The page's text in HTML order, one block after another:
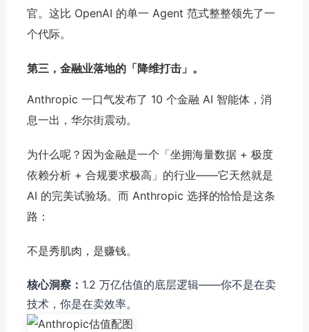
官。这比 OpenAI 的单一 Agent 范式整整领先了一
个代际。
第三， 金融业落地的「降维打击」。
Anthropic 一口气发布了 10 个金融 AI 智能体，消
息一出，华尔街震动。
为什么呢？因为金融是一个「坐拥海量数据 + 极度
依赖分析 + 合规要求极高」的行业——它天然就是
AI 的完美试验场。而 Anthropic 选择的恰恰是这条
路：
不是秀肌肉，是赚钱。
核心洞察： 1.2 万亿估值的底层逻辑——你不是在卖
技术，你是在卖效率。